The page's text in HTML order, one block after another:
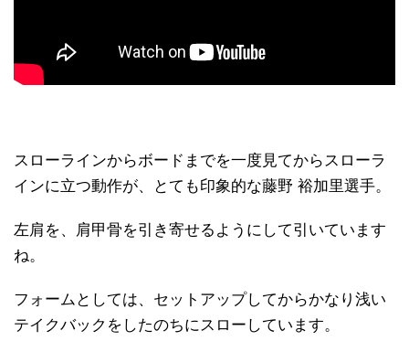
スローラインからボードまでを一度見てからスローラ
インに立つ動作が、とても印象的な藤野 裕加里選手。
左肩を、肩甲骨を引き寄せるようにして引いています
ね。
フォームとしては、セットアップしてからかなり浅い
テイクバックをしたのちにスローしています。